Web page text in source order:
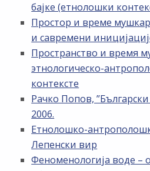
бајке (етнолошки
Простор и време
и савремени
Пространство и время
этнологическо-
контексте
Рачко Попов,
2006.
Етнолошко-
Лепенски вир
Феноменологија воде –